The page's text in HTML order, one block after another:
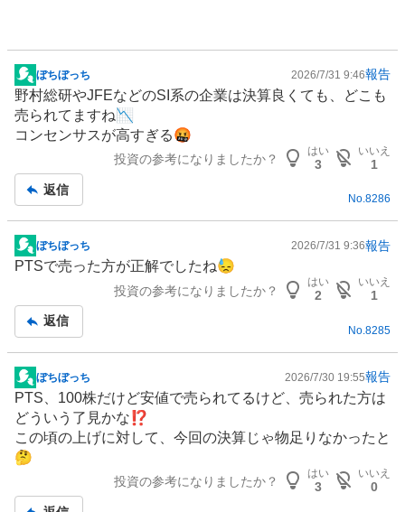
掲
示
板
記
ぼちぼっち 2026/7/31 9:46報告
野村総研やJFEなどのSI系の企業は決算良くても、どこも
売られてますね📉
コンセンサスが高すぎる🤬
投資の参考になりましたか？
はい
3
いいえ
1
返信
No.8286
掲
示
事
ぼちぼっち 2026/7/31 9:36報告
PTSで売った方が正解でしたね😓
投資の参考になりましたか？
はい
2
いいえ
1
返信
No. 8285
掲
示
板
記
事
ぼちぼっち 2026/7/30 19:55報告
PTS、100株だけど安値で売られてるけど、売られた方は
どういう了見かな⁉️
この頃の上げに対して、今回の決算じゃ物足りなかったと
🤔
投資の参考になりましたか？
はい
3
いいえ
0